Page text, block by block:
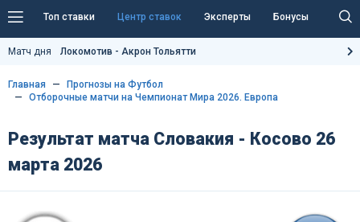
Топ ставки Центр ставок Эксперты Бонусы
Тренды Букмекеры Пресс-центр
Как тут заработать?
Матч дня Локомотив - Акрон Тольятти
Главная
Прогнозы на Футбол
Отборочные матчи на Чемпионат Мира 2026. Европа
Результат матча Словакия - Косово 26
марта 2026